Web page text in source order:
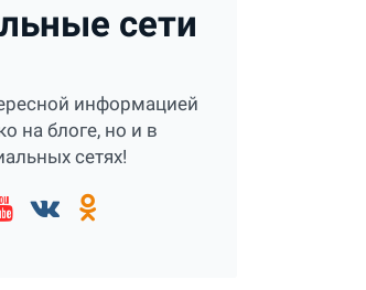
сети
информацией
на блоге, но и в
сетях!